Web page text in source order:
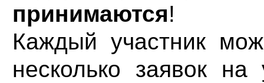
принимаются!
Каждый участник
несколько заявок на